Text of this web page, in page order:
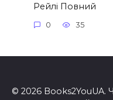
Рейлі Повний
0 35
© 2026 Books2YouUA.